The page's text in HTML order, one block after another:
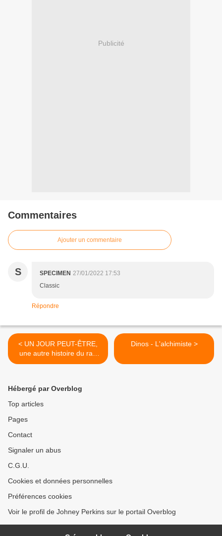
Publicité
Commentaires
Ajouter un commentaire
S SPECIMEN 27/01/2022 17:53
Classic
Répondre
< UN JOUR PEUT-ÊTRE,
une autre histoire du rap
français
Dinos - L'alchimiste >
Hébergé par Overblog
Top articles
Pages
Contact
Signaler un abus
C.G.U.
Cookies et données personnelles
Préférences cookies
Voir le profil de Johney Perkins sur le portail Overblog